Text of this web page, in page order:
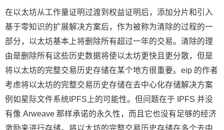
在以太坊从工作量证明过渡到权益证明后，添加分片和引入
基于零知识的扩展解决方案后，作为被称为清除的过程的一
部分，以太坊基本上将删除所有超过一年的交易。清除的理
由是删除所有这些历史数据将使以太坊更快且更分散，但是
将以太坊的完整交易历史存储在某个地方很重要。eip 的作者
考虑将以太坊的完整交易历史存储在去中心化存储解决方案
例如星际文件系统IPFS上的可能性。但问题在于 IPFS 并没
有像 Arweave 那样承诺的永久性，而且它也没有足够的经济
激励来进行存储。将以太坊的完整交易历史存储在多个去中